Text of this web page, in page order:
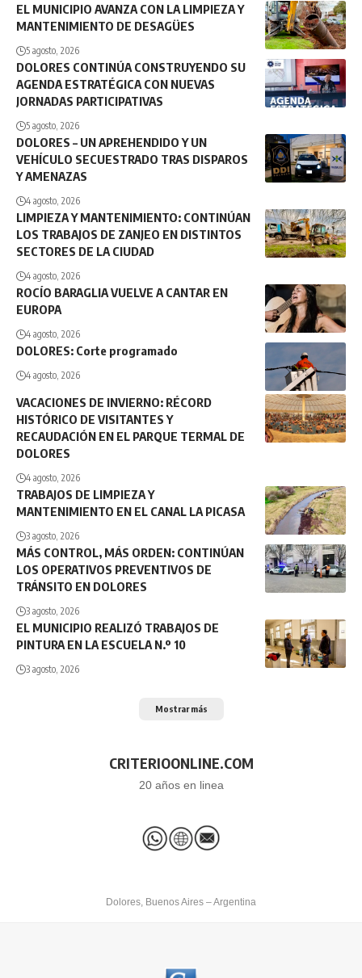
EL MUNICIPIO AVANZA CON LA LIMPIEZA Y
MANTENIMIENTO DE DESAGÜES
5 agosto, 2026
DOLORES CONTINÚA CONSTRUYENDO SU
AGENDA ESTRATÉGICA CON NUEVAS
JORNADAS PARTICIPATIVAS
5 agosto, 2026
DOLORES – UN APREHENDIDO Y UN
VEHÍCULO SECUESTRADO TRAS DISPAROS
Y AMENAZAS
4 agosto, 2026
LIMPIEZA Y MANTENIMIENTO: CONTINÚAN
LOS TRABAJOS DE ZANJEO EN DISTINTOS
SECTORES DE LA CIUDAD
4 agosto, 2026
ROCÍO BARAGLIA VUELVE A CANTAR EN
EUROPA
4 agosto, 2026
DOLORES: Corte programado
4 agosto, 2026
VACACIONES DE INVIERNO: RÉCORD
HISTÓRICO DE VISITANTES Y
RECAUDACIÓN EN EL PARQUE TERMAL DE
DOLORES
4 agosto, 2026
TRABAJOS DE LIMPIEZA Y
MANTENIMIENTO EN EL CANAL LA PICASA
3 agosto, 2026
MÁS CONTROL, MÁS ORDEN: CONTINÚAN
LOS OPERATIVOS PREVENTIVOS DE
TRÁNSITO EN DOLORES
3 agosto, 2026
EL MUNICIPIO REALIZÓ TRABAJOS DE
PINTURA EN LA ESCUELA N.º 10
3 agosto, 2026
Mostrar más
CRITERIOONLINE.COM
20 años en linea
Dolores, Buenos Aires – Argentina